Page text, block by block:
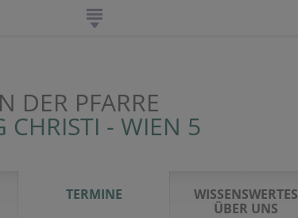
DER PFARRE
CHRISTI - WIEN 5
TERMINE
WISSENSWERTES
ÜBER UNS